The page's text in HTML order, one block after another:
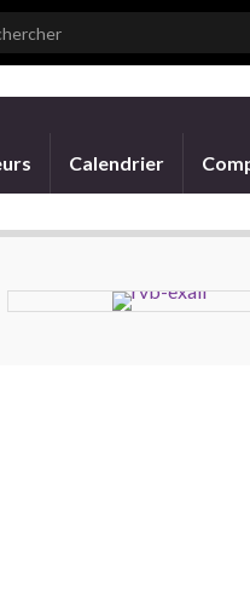
for:
Calendrier